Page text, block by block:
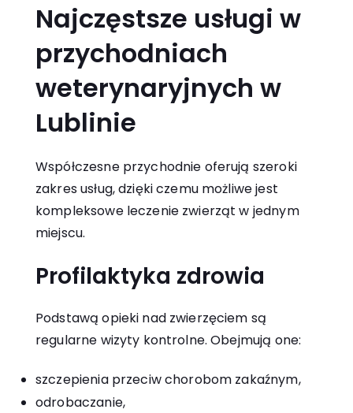
Najczęstsze usługi w
przychodniach
weterynaryjnych w
Lublinie
Współczesne przychodnie oferują szeroki
zakres usług, dzięki czemu możliwe jest
kompleksowe leczenie zwierząt w jednym
miejscu.
Profilaktyka zdrowia
Podstawą opieki nad zwierzęciem są
regularne wizyty kontrolne. Obejmują one:
szczepienia przeciw chorobom zakaźnym,
odrobaczanie,